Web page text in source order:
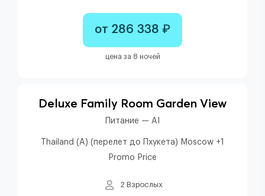
от 286 338 ₽
цена за 8 ночей
Deluxe Family Room Garden View
Питание — AI
Thailand (A) (перелет до Пхукета) Moscow +1
Promo Price
2 Взрослых